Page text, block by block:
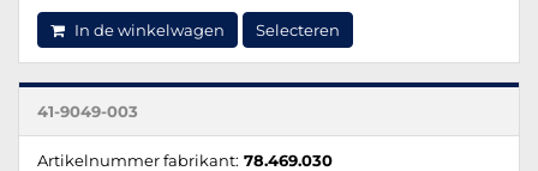
In de winkelwagen Selecteren
41-9049-003
Artikelnummer fabrikant: 78.469.030